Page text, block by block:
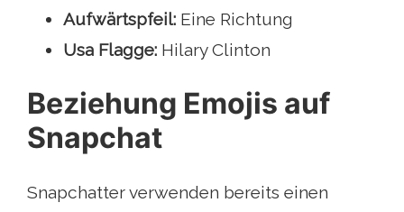
Aufwärtspfeil: Eine Richtung
Usa Flagge: Hilary Clinton
Beziehung Emojis auf
Snapchat
Snapchatter verwenden bereits einen